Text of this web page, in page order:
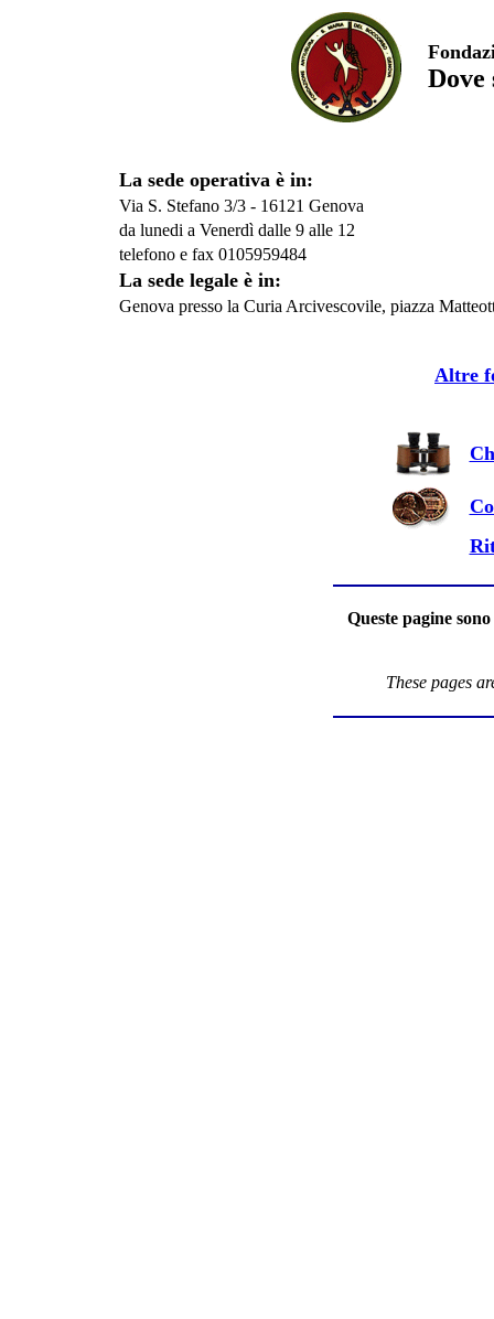
Dove
La sede operativa è in:
Via S. Stefano 3/3 - 16121 Genova
da lunedi a Venerdì dalle 9 alle 12
telefono e fax 0105959484
La sede legale è in:
Genova presso la Curia Arcivescovile, piazza
Altre
Queste pagine
These pages